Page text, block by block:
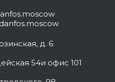
д. 6
54и офис 101